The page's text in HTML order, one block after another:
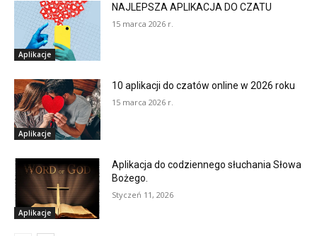
Aplikacje
NAJLEPSZA APLIKACJA DO CZATU
15 marca 2026 r.
Aplikacje
10 aplikacji do czatów online w 2026 roku
15 marca 2026 r.
Aplikacje
Aplikacja do codziennego słuchania Słowa
Bożego.
Styczeń 11, 2026